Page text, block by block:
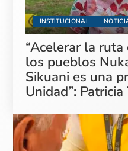
INSTITUCIONAL
“Acelerar la
los pueblos
Sikuani es una
Unidad”: